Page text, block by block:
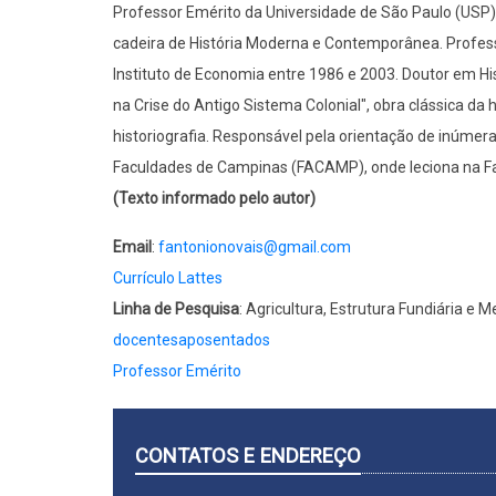
Professor Emérito da Universidade de São Paulo
cadeira de História Moderna e Contemporânea.
Instituto de Economia entre 1986 e 2003. Doutor em
na Crise do Antigo Sistema Colonial", obra clássica
historiografia. Responsável pela orientação de
Faculdades de Campinas (FACAMP), onde leciona na
(Texto informado pelo autor)
Email : fantonionovais@gmail.com
Currículo Lattes
Linha de Pesquisa: Agricultura, Estrutura Fundiária e
docentesaposentados
Professor Emérito
CONTATOS E ENDEREÇO